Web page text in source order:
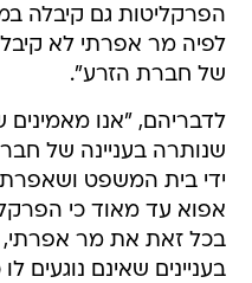
הפרקליטות גם קיבלה
לפיה מר אפרתי לא
של חברת הזרע".
לדבריהם, "אנו
שנותרה בעניינה של
ידי בית המשפט
אפוא עד מאוד כי
בכל זאת את מר אפרתי,
בעניינים שאינם נוגעים